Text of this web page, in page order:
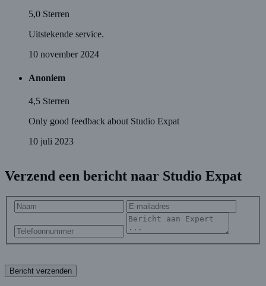
5,0 Sterren
Uitstekende service.
10 november 2024
Anoniem
4,5 Sterren
Only good feedback about Studio Expat
10 juli 2023
Verzend een bericht naar Studio Expat
Bericht verzenden